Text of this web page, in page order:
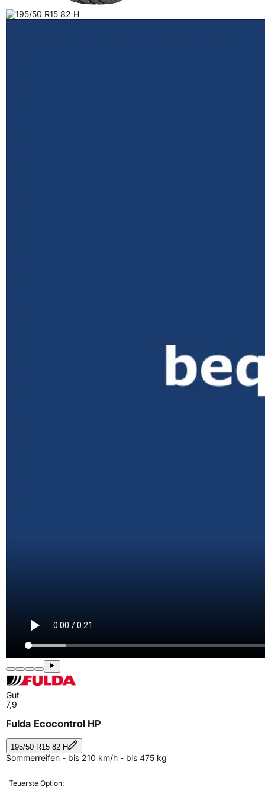
Gut
7,9
Fulda Ecocontrol HP
195/50 R15 82 H
Sommerreifen - bis 210 km/h - bis 475 kg
Teuerste Option: